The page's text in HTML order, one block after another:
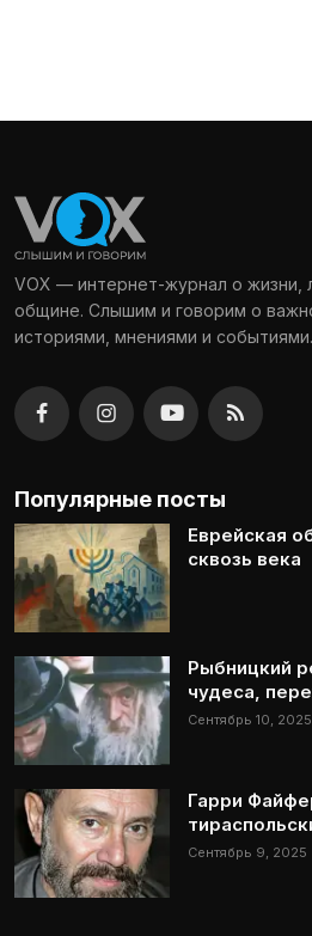
VOX — интернет-журнал о жизни,
общине. Слышим и говорим о
историями, мнениями и событиями.
Популярные посты
Еврейская
сквозь века
Рыбницкий
чудеса,
Сентябрь 10, 2025
Гарри
Сентябрь 9, 2025